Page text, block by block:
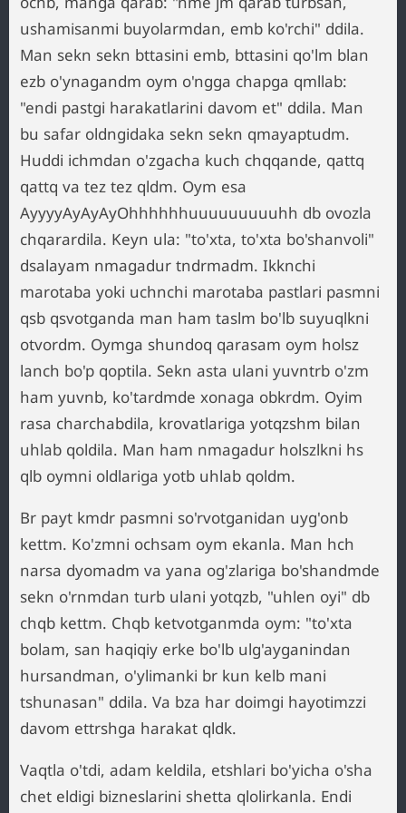
ushamisanmi buyolarmdan, emb ko'rchi" ddila.
Man sekn sekn bttasini emb, bttasini qo'lm blan
ezb o'ynagandm oym o'ngga chapga qmllab:
"endi pastgi harakatlarini davom et" ddila. Man
bu safar oldngidaka sekn sekn qmayaptudm.
Huddi ichmdan o'zgacha kuch chqqande, qattq
qattq va tez tez qldm. Oym esa
AyyyyAyAyAyOhhhhhhuuuuuuuuuhh db ovozla
chqarardila. Keyn ula: "to'xta, to'xta bo'shanvoli"
dsalayam nmagadur tndrmadm. Ikknchi
marotaba yoki uchnchi marotaba pastlari pasmni
qsb qsvotganda man ham taslm bo'lb suyuqlkni
otvordm. Oymga shundoq qarasam oym holsz
lanch bo'p qoptila. Sekn asta ulani yuvntrb o'zm
ham yuvnb, ko'tardmde xonaga obkrdm. Oyim
rasa charchabdila, krovatlariga yotqzshm bilan
uhlab qoldila. Man ham nmagadur holszlkni hs
qlb oymni oldlariga yotb uhlab qoldm.
Br payt kmdr pasmni so'rvotganidan uyg'onb
kettm. Ko'zmni ochsam oym ekanla. Man hch
narsa dyomadm va yana og'zlariga bo'shandmde
sekn o'rnmdan turb ulani yotqzb, "uhlen oyi" db
chqb kettm. Chqb ketvotganmda oym: "to'xta
bolam, san haqiqiy erke bo'lb ulg'ayganindan
hursandman, o'ylimanki br kun kelb mani
tshunasan" ddila. Va bza har doimgi hayotimzzi
davom ettrshga harakat qldk.
Vaqtla o'tdi, adam keldila, etshlari bo'yicha o'sha
chet eldigi bizneslarini shetta qlolirkanla. Endi